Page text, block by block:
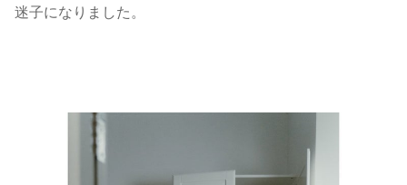
迷子になりました。